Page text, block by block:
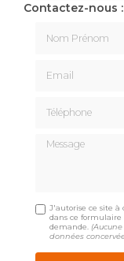
Contactez-nous
Message
J'autorise ce site à
dans ce
demande.
données